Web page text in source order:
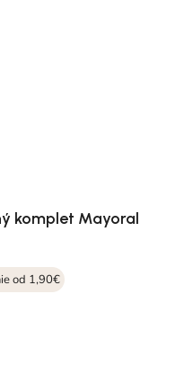
komplet Mayoral
od 1,90€